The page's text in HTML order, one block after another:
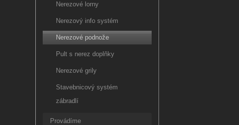
Nerezové lorny
Nerezový info systém
Nerezové podnože
Pult s nerez doplňky
Nerezové grily
Stavebnicový systém
zábradlí
Provádíme